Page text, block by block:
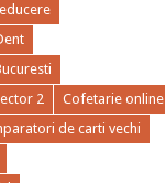
2
Cofetarie online
de carti vechi